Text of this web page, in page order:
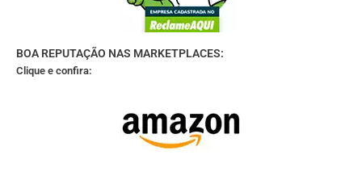
BOA REPUTAÇÃO NAS MARKETPLACES:
Clique e confira: